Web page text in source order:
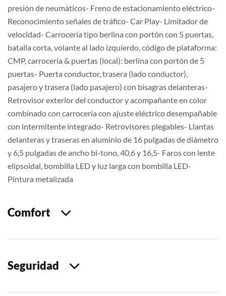
presión de neumáticos- Freno de estacionamiento eléctrico-
Reconocimiento señales de tráfico- Car Play- Limitador de
velocidad- Carrocería tipo berlina con portón con 5 puertas,
batalla corta, volante al lado izquierdo, código de plataforma:
CMP, carrocería & puertas (local): berlina con portón de 5
puertas- Puerta conductor, trasera (lado conductor),
pasajero y trasera (lado pasajero) con bisagras delanteras-
Retrovisor exterior del conductor y acompañante en color
combinado con carrocería con ajuste eléctrico desempañable
con intermitente integrado- Retrovisores plegables- Llantas
delanteras y traseras en aluminio de 16 pulgadas de diámetro
y 6,5 pulgadas de ancho bi-tono, 40,6 y 16,5- Faros con lente
elipsoidal, bombilla LED y luz larga con bombilla LED-
Pintura metalizada
Comfort
Seguridad